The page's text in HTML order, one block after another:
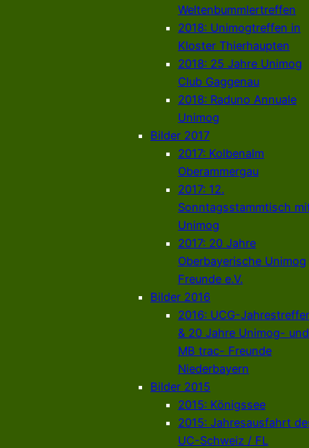
Weltenbummlertreffen
2018: Unimogtreffen in
Kloster Thierhaupten
2018: 25 Jahre Unimog
Club Gaggenau
2018: Raduno Annuale
Unimog
Bilder 2017
2017: Kolbenalm
Oberammergau
2017: 12.
Sonntagsstammtisch
Unimog
2017: 20 Jahre
Oberbayerische Unimog
Freunde e.V.
Bilder 2016
2016: UCG-
& 20 Jahre Unimog- und
MB trac- Freunde
Niederbayern
Bilder 2015
2015: Königssee
2015: Jahresausfahrt
UC-Schweiz / FL